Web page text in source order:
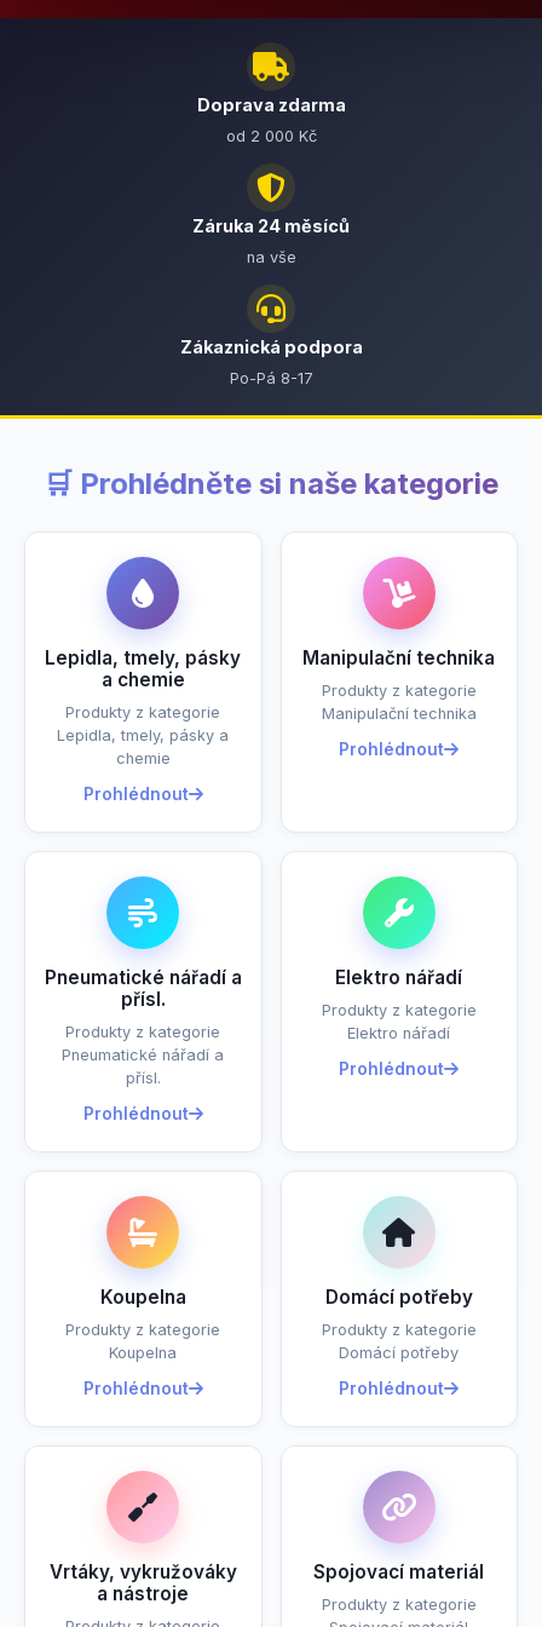
Doprava zdarma
od 2 000 Kč
Záruka 24 měsíců
na vše
Zákaznická podpora
Po-Pá 8-17
🛒 Prohlédněte si naše kategorie
Lepidla, tmely, pásky
a chemie
Produkty z kategorie
Lepidla, tmely, pásky a
chemie
Prohlédnout
Manipulační technika
Produkty z kategorie
Manipulační technika
Prohlédnout
Pneumatické nářadí a
přísl.
Produkty z kategorie
Pneumatické nářadí a
přísl.
Prohlédnout
Elektro nářadí
Produkty z kategorie
Elektro nářadí
Prohlédnout
Koupelna
Produkty z kategorie
Koupelna
Prohlédnout
Domácí potřeby
Produkty z kategorie
Domácí potřeby
Prohlédnout
Vrtáky, vykružováky
a nástroje
Spojovací materiál
Produkty z kategorie